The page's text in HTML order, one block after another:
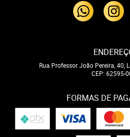
Rua Professor João Pereira, 40,
CEP: 62595-
FORMAS DE